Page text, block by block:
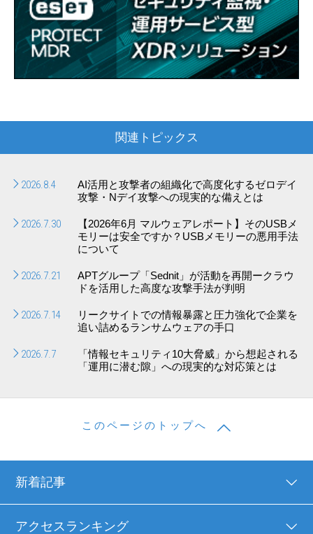
関連トピックス
2026.8.4
AI活用と攻撃者の組織化で高度化するゼロデイ
攻撃・Nデイ攻撃への現実的な備えとは
2026.7.30
【2026年6月 マルウェアレポート】そのUSBメ
モリーは安全ですか？USBメモリーの悪用手法
について
2026.7.21
APTグループ「Sednit」が活動を再開ークラウ
ドを活用した高度な攻撃手法が判明
2026.7.14
リークサイトでの情報暴露と圧力強化で企業を
追い詰めるランサムウェアの手口
2026.7.7
「情報セキュリティ10大脅威」から想起される
「運用に潜む隙」への現実的な対応策とは
このページのトップへ
新着記事
アクセスランキング